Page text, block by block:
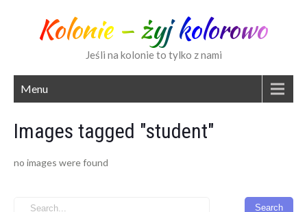
Kolonie – żyj kolorowo
Jeśli na kolonie to tylko z nami
Menu
Images tagged "student"
no images were found